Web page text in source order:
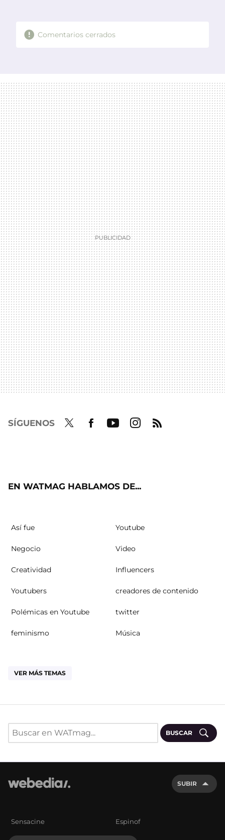
Comentarios cerrados
SÍGUENOS
EN WATMAG HABLAMOS DE...
Así fue Youtube
Negocio Video
Creatividad Influencers
Youtubers creadores de contenido
Polémicas en Youtube twitter
feminismo Música
VER MÁS TEMAS
BUSCAR
SUBIR
Sensacine Espinof